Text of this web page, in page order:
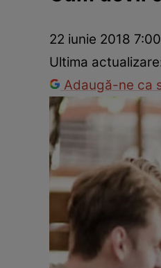
Îngrijire personală
22 iunie 2018 7:00
Ultima
Adaugă-ne ca